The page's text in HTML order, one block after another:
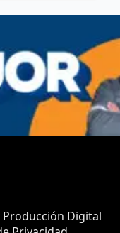
Digital